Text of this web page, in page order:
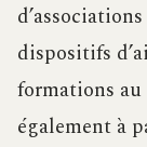
dispositifs
formations au
également à